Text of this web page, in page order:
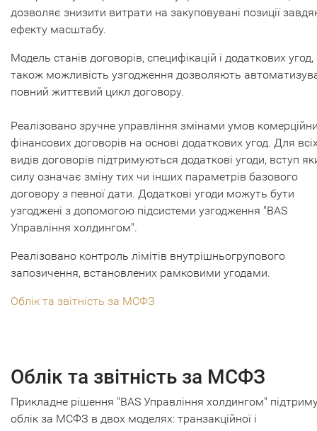
дозволяє знизити витрати на закуповувані позиції
ефекту масштабу.
Модель станів договорів, специфікацій і додаткових угод,
також можливість узгодження дозволяють
повний життєвий цикл договору.
Реалізовано зручне управління змінами умов
фінансових договорів на основі додаткових угод. Для
видів договорів підтримуються додаткові угоди, вступ
силу означає зміну тих чи інших параметрів базового
договору з певної дати. Додаткові угоди можуть бути
узгоджені з допомогою підсистеми узгодження "BAS
Управління холдингом".
Реалізовано контроль лімітів внутрішньогрупового
запозичення, встановлених рамковими угодами.
Облік та звітність за МСФЗ
Облік та звітність за МСФЗ
Прикладне рішення "BAS Управління холдингом"
облік за МСФЗ в двох моделях: транзакційної і